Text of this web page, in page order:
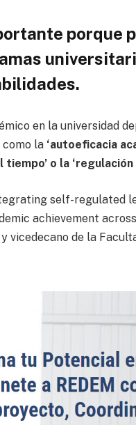
porque
en la universidad
como la ‘autoeficacia
tiempo’ o la
self-regulated
achievement
de la